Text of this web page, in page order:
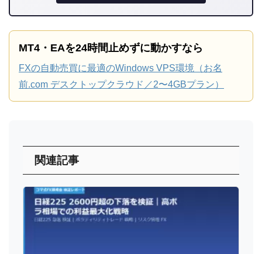
MT4・EAを24時間止めずに動かすなら
FXの自動売買に最適のWindows VPS環境（お名
前.com デスクトップクラウド／2〜4GBプラン）
関連記事